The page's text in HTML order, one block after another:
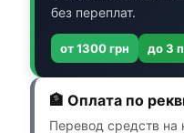
без переплат.
от 1300 грн до 3
🏦 Оплата по
Перевод средств на